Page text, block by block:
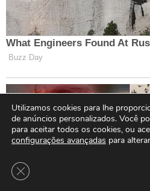
Utilizamos cookies para lhe
de anúncios personalizados. Você
para aceitar todos os cookies, ou
configurações avançadas para
Close GDPR Cookie Banner